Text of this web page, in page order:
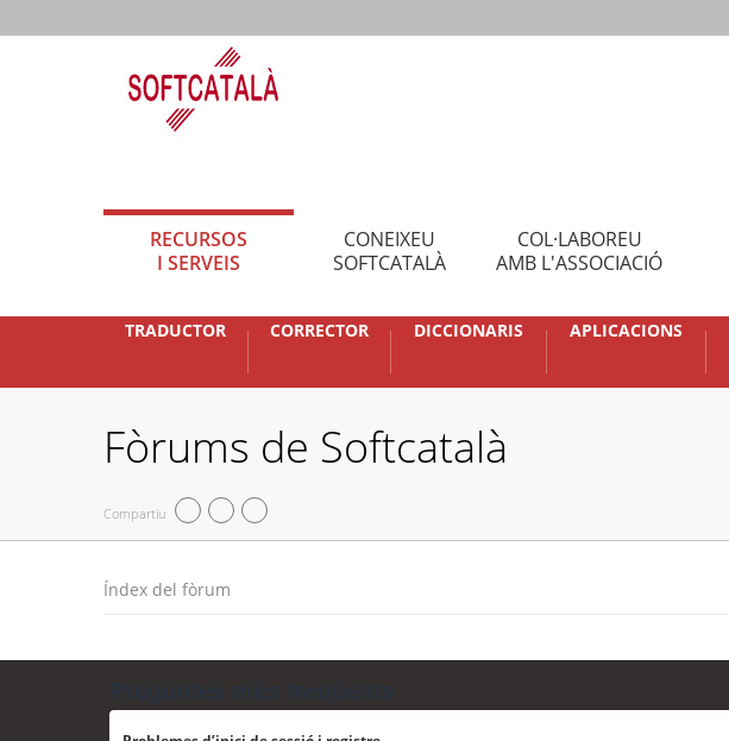
RECURSOS
I SERVEIS
CONEIXEU
SOFTCATALÀ
COL·LABOREU
AMB L'ASSOCIACIÓ
TRADUCTOR CORRECTOR DICCIONARIS APLICACIONS
Fòrums de Softcatalà
Compartiu
Índex del fòrum